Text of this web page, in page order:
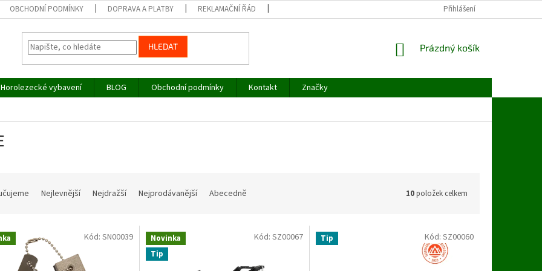
OBCHODNÍ PODMÍNKY DOPRAVA A PLATBY REKLAMAČNÍ ŘÁD OCHRANA OSOBNÍCH ÚDAJŮ
Přihlášení
HLEDAT
NÁKUPNÍ
Prázdný košík
Horolezecké vybavení BLOG Obchodní podmínky Kontakt
Značky
Nejlevnější Nejdražší Nejprodávanější Abecedně 10položek celkem
Kód: SN00039
Novinka
Tip
Kód: SZ00067 Tip Kód: SZ00060